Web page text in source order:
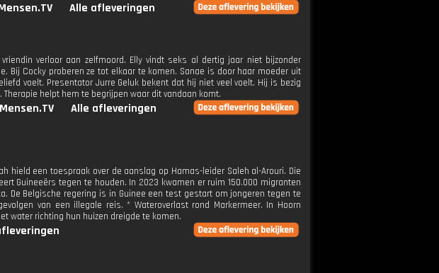
Alle afleveringen
verloor aan zelfmoord. Elly vindt seks al dertig jaar niet bijzonder
Bij Cocky proberen ze tot elkaar te komen. Sanae is door haar moeder uit
voelt. Presentator Jurre Geluk bekent dat hij niet veel voelt. Hij is bezig
helpt hem te begrijpen waar dit vandaan komt.
Mensen.TV Alle afleveringen
hield een toespraak over de aanslag op Hamas-leider Saleh al-Arouri. Die
Guineeërs tegen te houden. In 2023 kwamen er ruim 150.000 migranten
De Belgische regering is in Guinee een test gestart om jongeren tegen te
van een illegale reis. * Wateroverlast rond Markermeer. In Hoorn
water richting hun huizen dreigde te komen.